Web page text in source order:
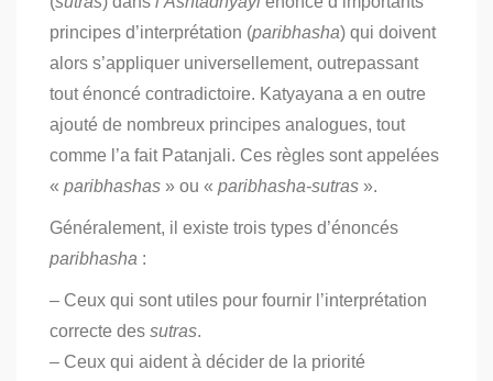
principes d’interprétation (paribhasha) qui doivent
alors s’appliquer universellement, outrepassant
tout énoncé contradictoire. Katyayana a en outre
ajouté de nombreux principes analogues, tout
comme l’a fait Patanjali. Ces règles sont appelées
« paribhashas » ou « paribhasha-sutras ».
Généralement, il existe trois types d’énoncés
paribhasha :
– Ceux qui sont utiles pour fournir l’interprétation
correcte des sutras.
– Ceux qui aident à décider de la priorité